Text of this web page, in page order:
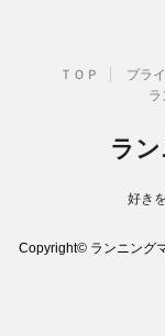
ＴＯＰ プラ
ラ
ラ
好き
Copyright© ランニング